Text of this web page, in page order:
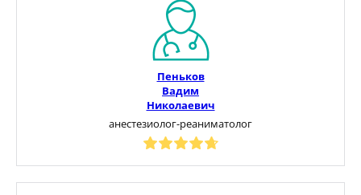
Пеньков
Вадим
Николаевич
анестезиолог-реаниматолог